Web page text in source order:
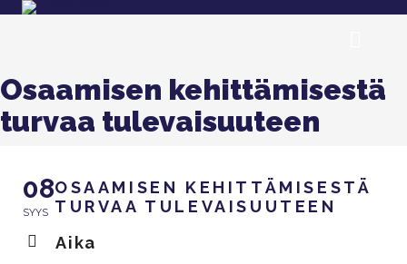
Osaamisen kehittämisestä
turvaa tulevaisuuteen
08
SYYS
OSAAMISEN KEHITTÄMISESTÄ
TURVAA TULEVAISUUTEEN
Aika